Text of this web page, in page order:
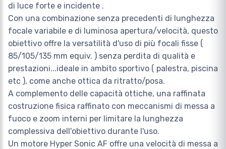
di luce forte e incidente .
Con una combinazione senza precedenti di lunghezza
focale variabile e di luminosa apertura/velocità, questo
obiettivo offre la versatilità d'uso di più focali fisse (
85/105/135 mm equiv. ) senza perdita di qualità e
prestazioni...ideale in ambito sportivo ( palestra, piscina
etc ), come anche ottica da ritratto/posa.
A complemento delle capacità ottiche, una raffinata
costruzione fisica raffinato con meccanismi di messa a
fuoco e zoom interni per limitare la lunghezza
complessiva dell'obiettivo durante l'uso.
Un motore Hyper Sonic AF offre una velocità di messa a